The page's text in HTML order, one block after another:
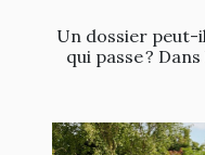
Un dossier peut-
qui passe ?